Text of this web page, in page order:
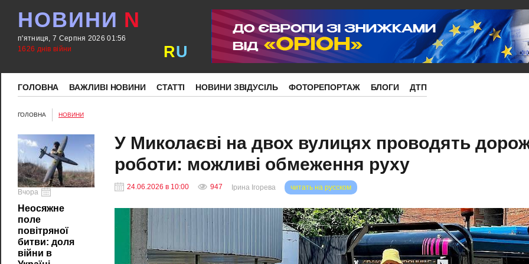
НОВИНИ N
п'ятниця, 7 Серпня 2026 01:56
1626 днів війни
RU
ГОЛОВНА ВАЖЛИВІ НОВИНИ СТАТТІ НОВИНИ ЗВІДУСІЛЬ ФОТОРЕПОРТАЖ БЛОГИ ДТП
ГОЛОВНА НОВИНИ
Вчора
Неосяжне
поле
повітряної
битви: доля
війни в
У Миколаєві на двох вулицях проводять
роботи: можливі обмеження руху
24.06.2026 в 10:00 947 читать на русском
Ірина Ігорева